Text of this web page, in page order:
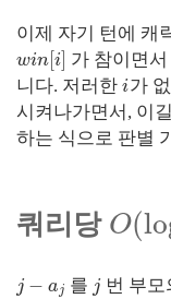
이제 자기 턴에 캐
win i 가 참이면
니다. 저러한 i가
시켜나가면서, 이
하는 식으로 판별
쿼리당 O(
j − aj 를 j번 부모